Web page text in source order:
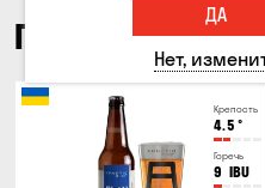
ПИВО
Крепость
4.5 °
Горечь
9 IBU
ДА
Нет,